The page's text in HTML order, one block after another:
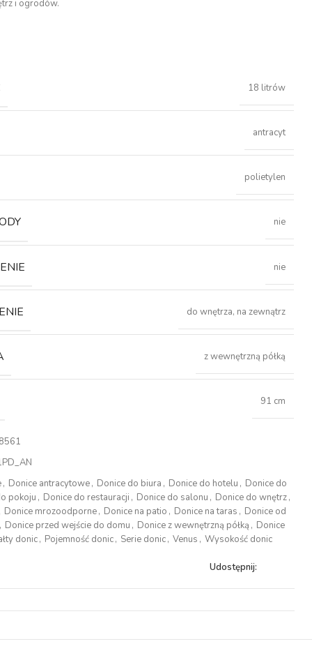
i ogrodów.
18 litrów
antracyt
polietylen
nie
nie
do wnętrza, na zewnątrz
z wewnętrzną półką
91 cm
, Donice antracytowe, Donice do biura , Donice do hotelu , Donice do
pokoju , Donice do restauracji , Donice do salonu , Donice do wnętrz,
Donice mrozoodporne, Donice na patio , Donice na taras , Donice od
, Donice przed wejście do domu , Donice z wewnętrzną półką , Donice
donic, Pojemność donic, Serie donic, Venus , Wysokość donic
Udostępnij: